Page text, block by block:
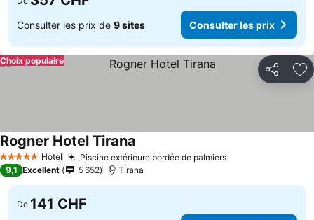
Consulter les prix de 9 sites Consulter les prix
Partager
Choix populaire
5 Étoiles Hotel Piscine extérieure bordée de palmiers
Rogner Hotel Tirana
9,1 Excellent 5 652 Tirana
De 141 CHF